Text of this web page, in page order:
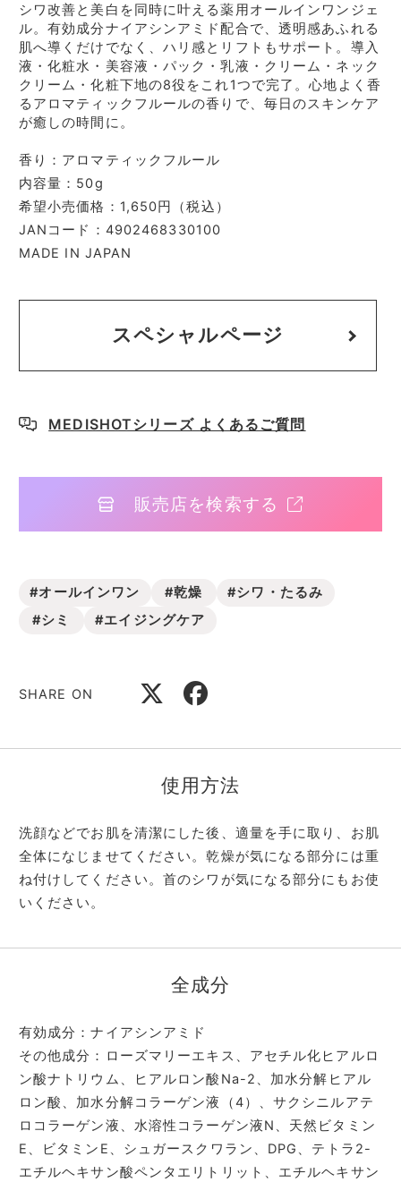
シワ改善と美白を同時に叶える薬用オールインワンジェ
ル。有効成分ナイアシンアミド配合で、透明感あふれる
肌へ導くだけでなく、ハリ感とリフトもサポート。導入
液・化粧水・美容液・パック・乳液・クリーム・ネック
クリーム・化粧下地の8役をこれ1つで完了。心地よく香
るアロマティックフルールの香りで、毎日のスキンケア
が癒しの時間に。
香り：アロマティックフルール
内容量：50g
希望小売価格：1,650円（税込）
JANコード：4902468330100
MADE IN JAPAN
スペシャルページ
MEDISHOTシリーズ よくあるご質問
販売店を検索する
#オールインワン #乾燥
#シワ・たるみ
#シミ
#エイジングケア
SHARE ON
使用方法
洗顔などでお肌を清潔にした後、適量を手に取り、お肌
全体になじませてください。乾燥が気になる部分には重
ね付けしてください。首のシワが気になる部分にもお使
いください。
全成分
有効成分：ナイアシンアミド
その他成分：ローズマリーエキス、アセチル化ヒアルロ
ン酸ナトリウム、ヒアルロン酸Na-2、加水分解ヒアル
ロン酸、加水分解コラーゲン液（4）、サクシニルアテ
ロコラーゲン液、水溶性コラーゲン液N、天然ビタミン
E、ビタミンE、シュガースクワラン、DPG、テトラ2-
エチルヘキサン酸ペンタエリトリット、エチルヘキサン